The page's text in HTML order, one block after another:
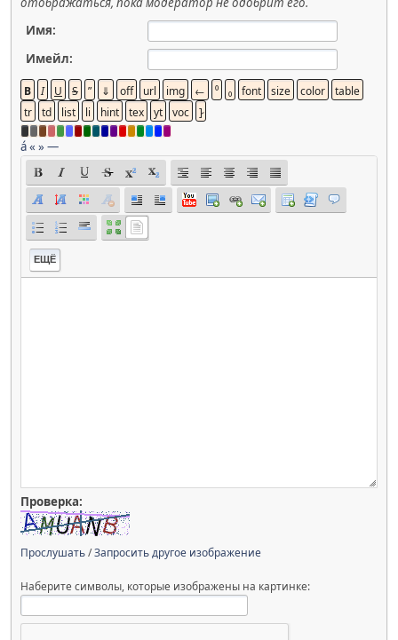
Имя:
Имейл:
á« »—
ЕЩЁ
Проверка:
Прослушать/Запросить другое изображение
Наберите символы, которые изображены на картинке: